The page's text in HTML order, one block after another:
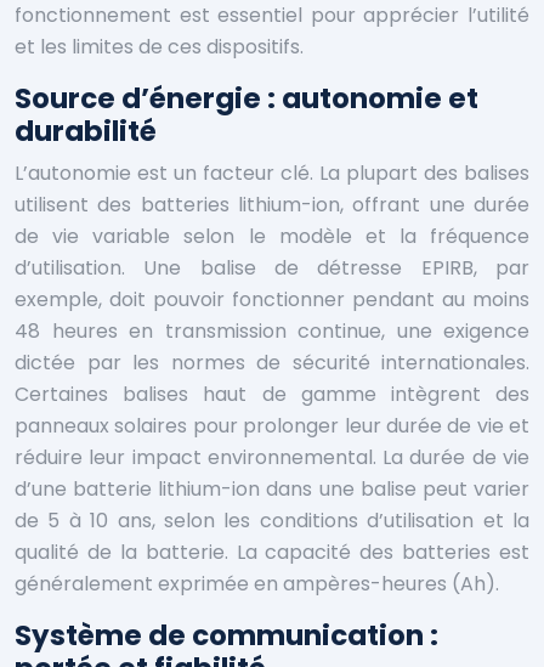
fonctionnement est essentiel pour apprécier l’utilité
et les limites de ces dispositifs.
Source d’énergie : autonomie et
durabilité
L’autonomie est un facteur clé. La plupart des balises
utilisent des batteries lithium-ion, offrant une durée
de vie variable selon le modèle et la fréquence
d’utilisation. Une balise de détresse EPIRB, par
exemple, doit pouvoir fonctionner pendant au moins
48 heures en transmission continue, une exigence
dictée par les normes de sécurité internationales.
Certaines balises haut de gamme intègrent des
panneaux solaires pour prolonger leur durée de vie et
réduire leur impact environnemental. La durée de vie
d’une batterie lithium-ion dans une balise peut varier
de 5 à 10 ans, selon les conditions d’utilisation et la
qualité de la batterie. La capacité des batteries est
généralement exprimée en ampères-heures (Ah).
Système de communication :